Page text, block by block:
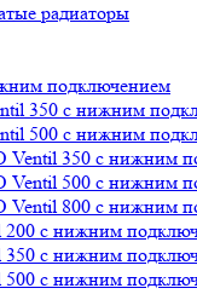
радиаторы
подключением
350 с нижним
500 с нижним
Ventil 350 с нижним
Ventil 500 с нижним
Ventil 800 с нижним
200 с нижним
350 с нижним
500 с нижним